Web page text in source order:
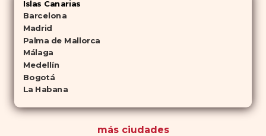
Islas Canarias
Barcelona
Madrid
Palma de Mallorca
Málaga
Medellín
Bogotá
La Habana
más ciudades